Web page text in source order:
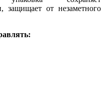
защищает от незаметного